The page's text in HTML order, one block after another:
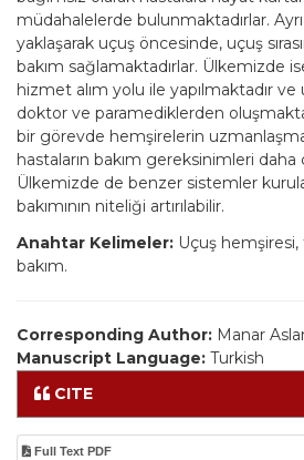
müdahalelerde bulunmaktadırlar.
yaklaşarak uçuş öncesinde, uçuş
bakım sağlamaktadırlar. Ülkemizde
hizmet alım yolu ile yapılmaktadır
doktor ve paramediklerden
bir görevde hemşirelerin
hastaların bakım gereksinimleri daha
Ülkemizde de benzer sistemler
bakımının niteliği artırılabilir.
Anahtar Kelimeler: Uçuş hemşiresi,
bakım.
Corresponding Author: Manar
Manuscript Language: Turkish
CITE
Full Text PDF